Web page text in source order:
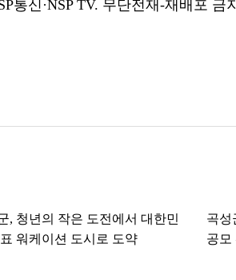
통신·NSP TV. 무단전재-재배포 금
, 청년의 작은 도전에서 대한민
워케이션 도시로 도약
곡성
공모